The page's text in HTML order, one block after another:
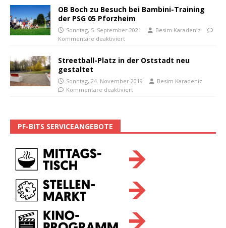
OB Boch zu Besuch bei Bambini-Training
der PSG 05 Pforzheim
Sonntag, 5. September 2021
Besim Karadeniz
Kommentare deaktiviert
Streetball-Platz in der Oststadt neu
gestaltet
Sonntag, 24. November 2019
Besim Karadeniz
Kommentare deaktiviert
PF-BITS SERVICEANGEBOTE